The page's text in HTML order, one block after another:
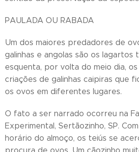
PAULADA OU RABADA
Um dos maiores predadores de
galinhas e angolas são os lagartos
esquenta, por volta do meio dia,
criações de galinhas caipiras que
os ovos em diferentes lugares.
O fato a ser narrado ocorreu na
Experimental, Sertãozinho, SP.
horário do almoço, os teiús se